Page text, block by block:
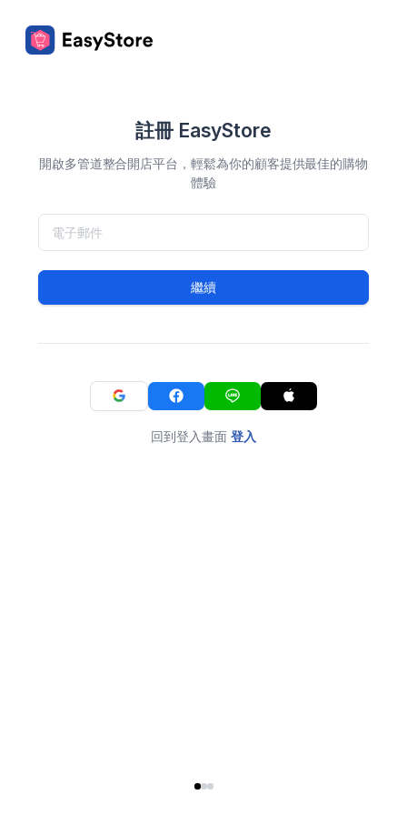
註冊 EasyStore
開啟多管道整合開店平台，輕鬆為你的顧客提供最佳的購物
體驗
繼續
回到登入畫面 登入